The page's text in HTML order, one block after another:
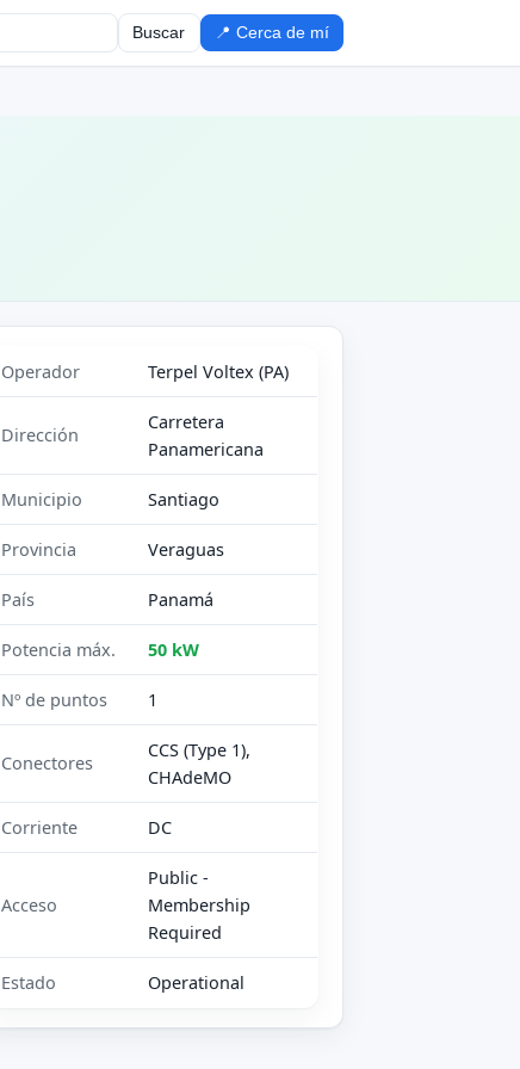
Buscar 📍 Cerca de mí
Operador Terpel Voltex (PA)
Dirección
Carretera
Panamericana
Municipio Santiago
Provincia Veraguas
País Panamá
Potencia máx. 50 kW
Nº de puntos 1
Conectores
CCS (Type 1),
CHAdeMO
Corriente DC
Acceso
Public -
Membership
Required
Estado Operational